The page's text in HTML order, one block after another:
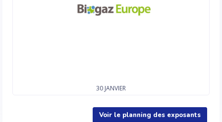
30 JANVIER
Voir le planning des exposants